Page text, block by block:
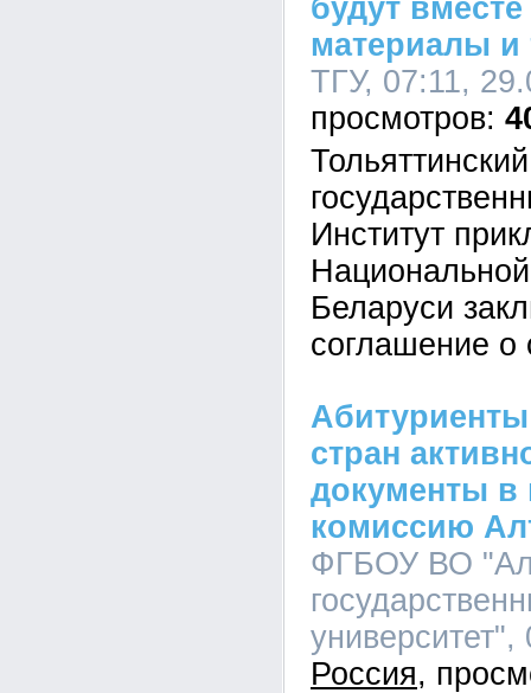
будут
материалы и
ТГУ, 07:11,
Тольяттинский
Институт
Беларуси
соглашение о
стран
документы
комиссию
ФГБОУ ВО
Россия